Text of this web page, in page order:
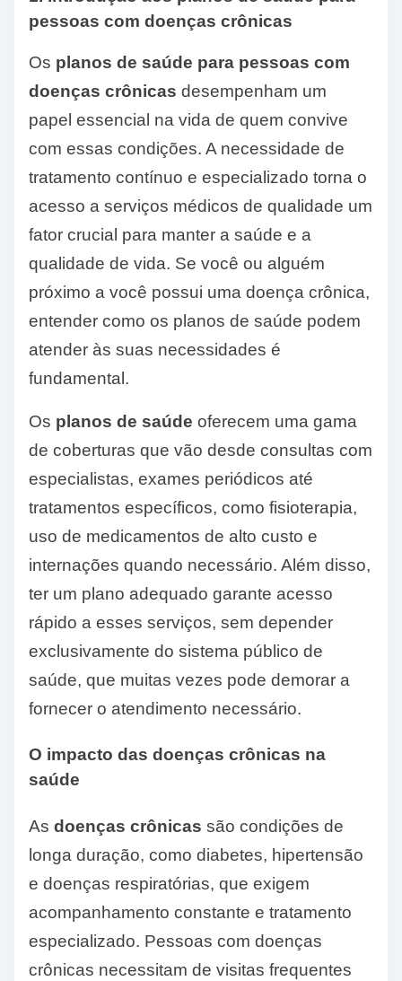
pessoas com doenças crônicas
Os planos de saúde para pessoas com
doenças crônicas desempenham um
papel essencial na vida de quem convive
com essas condições. A necessidade de
tratamento contínuo e especializado torna o
acesso a serviços médicos de qualidade um
fator crucial para manter a saúde e a
qualidade de vida. Se você ou alguém
próximo a você possui uma doença crônica,
entender como os planos de saúde podem
atender às suas necessidades é
fundamental.
Os planos de saúde oferecem uma gama
de coberturas que vão desde consultas com
especialistas, exames periódicos até
tratamentos específicos, como fisioterapia,
uso de medicamentos de alto custo e
internações quando necessário. Além disso,
ter um plano adequado garante acesso
rápido a esses serviços, sem depender
exclusivamente do sistema público de
saúde, que muitas vezes pode demorar a
fornecer o atendimento necessário.
O impacto das doenças crônicas na
saúde
As doenças crônicas são condições de
longa duração, como diabetes, hipertensão
e doenças respiratórias, que exigem
acompanhamento constante e tratamento
especializado. Pessoas com doenças
crônicas necessitam de visitas frequentes